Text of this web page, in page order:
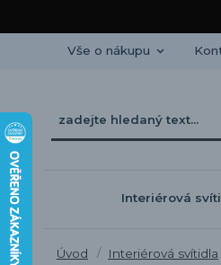
Vše o nákupu
Interiérová
Úvod Interiérová svítidla